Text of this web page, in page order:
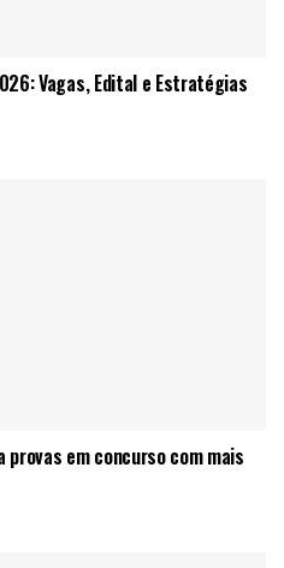
Vagas, Edital e Estratégias
provas em concurso com mais